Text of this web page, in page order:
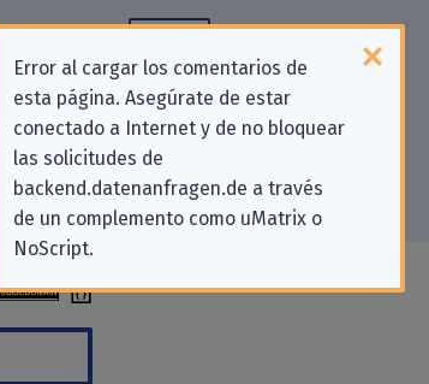
Error al cargar los comentarios de
esta página. Asegúrate de estar
conectado a Internet y de no bloquear
las solicitudes de
backend.datenanfragen.de a través
de un complemento como uMatrix o
NoScript.
a la